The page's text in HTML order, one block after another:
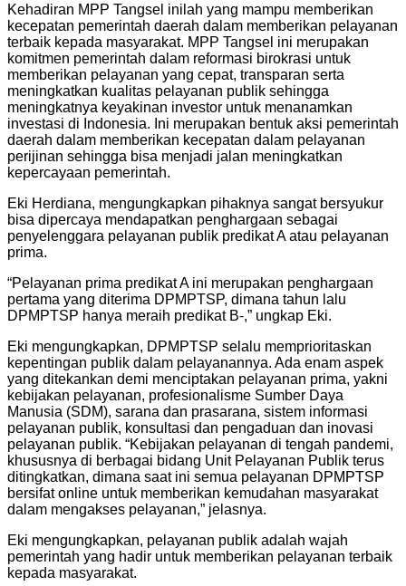
Kehadiran MPP Tangsel inilah yang mampu memberikan
kecepatan pemerintah daerah dalam memberikan pelayanan
terbaik kepada masyarakat. MPP Tangsel ini merupakan
komitmen pemerintah dalam reformasi birokrasi untuk
memberikan pelayanan yang cepat, transparan serta
meningkatkan kualitas pelayanan publik sehingga
meningkatnya keyakinan investor untuk menanamkan
investasi di Indonesia. Ini merupakan bentuk aksi pemerintah
daerah dalam memberikan kecepatan dalam pelayanan
perijinan sehingga bisa menjadi jalan meningkatkan
kepercayaan pemerintah.
Eki Herdiana, mengungkapkan pihaknya sangat bersyukur
bisa dipercaya mendapatkan penghargaan sebagai
penyelenggara pelayanan publik predikat A atau pelayanan
prima.
“Pelayanan prima predikat A ini merupakan penghargaan
pertama yang diterima DPMPTSP, dimana tahun lalu
DPMPTSP hanya meraih predikat B-,” ungkap Eki.
Eki mengungkapkan, DPMPTSP selalu memprioritaskan
kepentingan publik dalam pelayanannya. Ada enam aspek
yang ditekankan demi menciptakan pelayanan prima, yakni
kebijakan pelayanan, profesionalisme Sumber Daya
Manusia (SDM), sarana dan prasarana, sistem informasi
pelayanan publik, konsultasi dan pengaduan dan inovasi
pelayanan publik. “Kebijakan pelayanan di tengah pandemi,
khususnya di berbagai bidang Unit Pelayanan Publik terus
ditingkatkan, dimana saat ini semua pelayanan DPMPTSP
bersifat online untuk memberikan kemudahan masyarakat
dalam mengakses pelayanan,” jelasnya.
Eki mengungkapkan, pelayanan publik adalah wajah
pemerintah yang hadir untuk memberikan pelayanan terbaik
kepada masyarakat.